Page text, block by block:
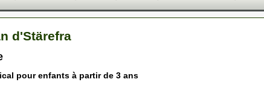
d'Stärefra
pour enfants à partir de 3 ans